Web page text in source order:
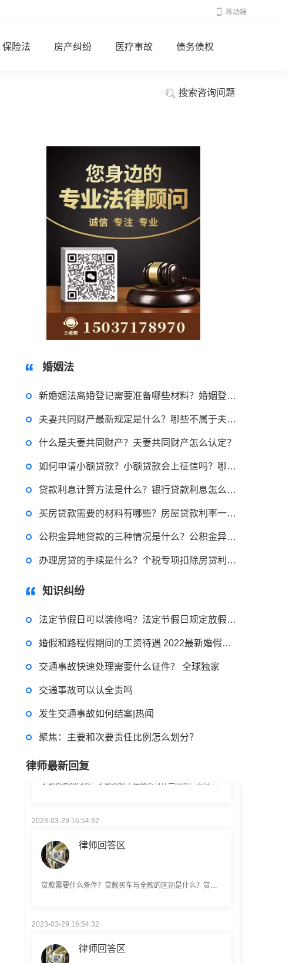
移动端
保险法 房产纠纷 医疗事故 债务债权
搜索咨询问题
婚姻法
新婚姻法离婚登记需要准备哪些材料？婚姻登记办理的程序怎样呢？
夫妻共同财产最新规定是什么？哪些不属于夫妻共同财产？
什么是夫妻共同财产？夫妻共同财产怎么认定？
如何申请小额贷款？小额贷款会上征信吗？哪里可以申请小额贷款？
贷款利息计算方法是什么？银行贷款利息怎么算？贷款利息怎么算？
买房贷款需要的材料有哪些？房屋贷款利率一般是多少？
公积金异地贷款的三种情况是什么？公积金异地贷款是什么意思？
办理房贷的手续是什么？个税专项扣除房贷利息 房贷利息怎么算？
知识纠纷
法定节假日可以装修吗？法定节假日规定放假天数是多少天？
婚假和路程假期间的工资待遇 2022最新婚假国家规定内容是什么？
交通事故快速处理需要什么证件？ 全球独家
交通事故可以认全责吗
发生交通事故如何结案|热闻
聚焦：主要和次要责任比例怎么划分？
律师最新回复
2023-03-29 16:54:32
律师回答区
2023-03-29 16:54:32
律师回答区
2023-03-29 16:54:32
律师回答区
律师回答区
律师回答区